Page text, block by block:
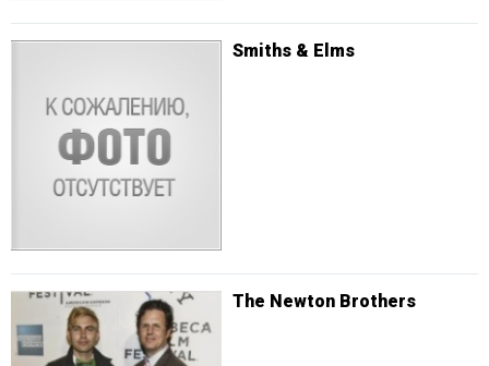
Smiths & Elms
The Newton Brothers